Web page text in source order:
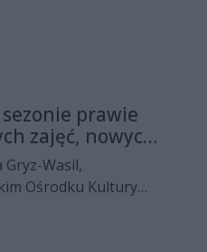
prawie
zajęć, nowych
Gryz-Wasil,
Ośrodku Kultury